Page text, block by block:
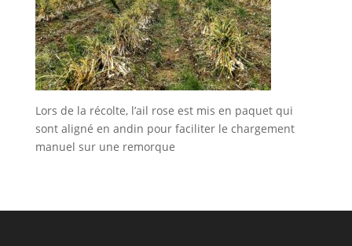
Lors de la récolte, l’ail rose est mis en paquet qui
sont aligné en andin pour faciliter le chargement
manuel sur une remorque